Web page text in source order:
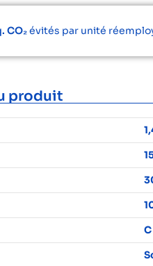
CO₂évités par unité
produit
C